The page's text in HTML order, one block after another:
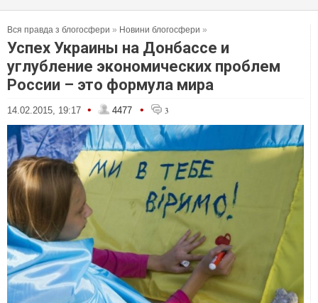
Вся правда з блогосфери » Новини блогосфери »
Успех Украины на Донбассе и
углубление экономических проблем
России – это формула мира
14.02.2015, 19:17 • 4477 • 3